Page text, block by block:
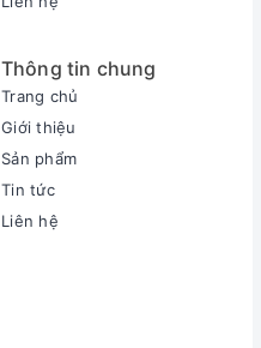
Thông tin chung
Trang chủ
Giới thiệu
Sản phẩm
Tin tức
Liên hệ